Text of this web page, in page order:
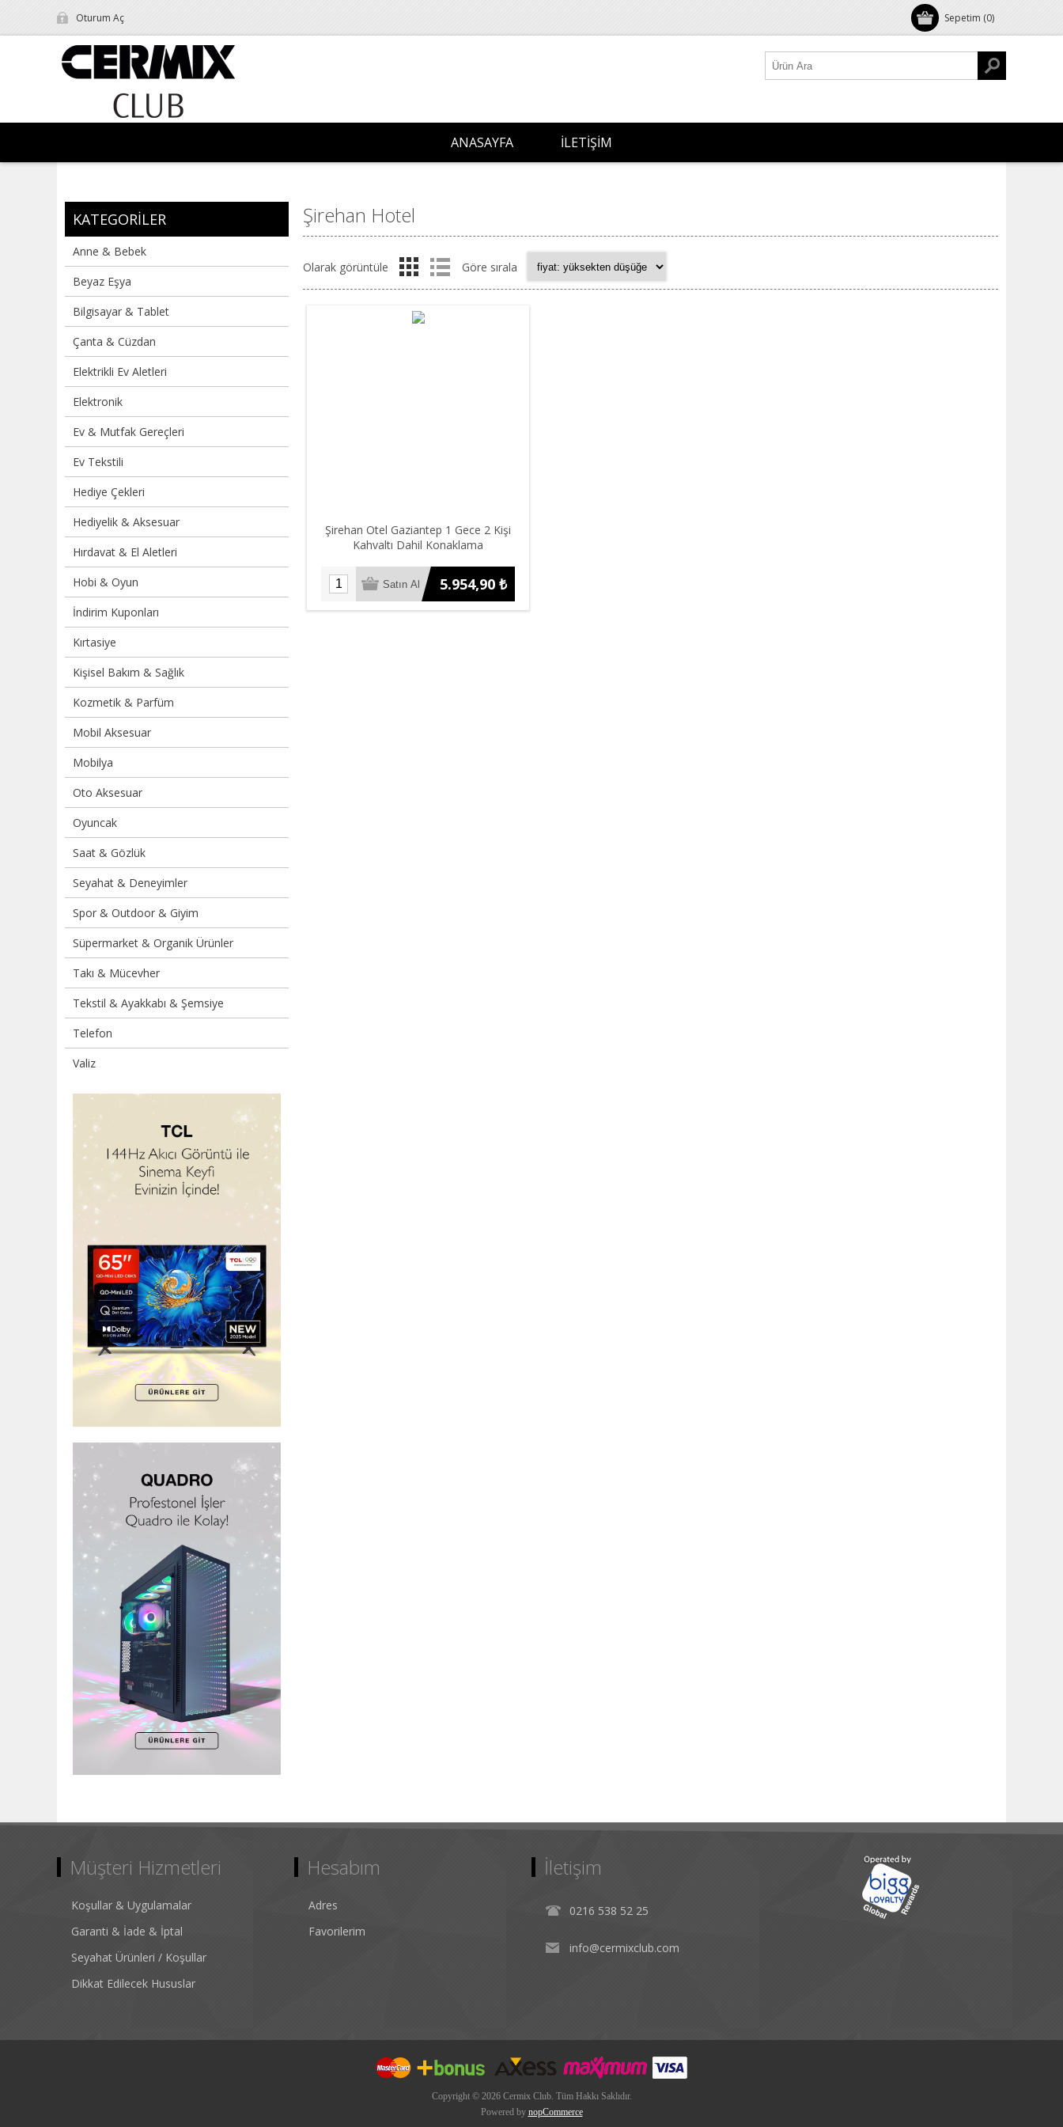
Sepetim (0)
Oturum Aç
ANASAYFA İLETIŞIM
KATEGORILER
Anne & Bebek
Beyaz Eşya
Bilgisayar & Tablet
Çanta & Cüzdan
Elektrikli Ev Aletleri
Elektronik
Ev & Mutfak Gereçleri
Ev Tekstili
Hediye Çekleri
Hediyelik & Aksesuar
Hırdavat & El Aletleri
Hobi & Oyun
İndirim Kuponları
Kırtasiye
Kişisel Bakım & Sağlık
Kozmetik & Parfüm
Mobil Aksesuar
Mobilya
Oto Aksesuar
Oyuncak
Saat & Gözlük
Seyahat & Deneyimler
Spor & Outdoor & Giyim
Süpermarket & Organik Ürünler
Takı & Mücevher
Tekstil & Ayakkabı & Şemsiye
Telefon
Valiz
Şirehan Hotel
Olarak görüntüle Göre sırala
Şirehan Otel Gaziantep 1 Gece 2 Kişi
Kahvaltı Dahil Konaklama
5.954,90 ₺
Müşteri Hizmetleri
Koşullar & Uygulamalar
Garanti & İade & İptal
Seyahat Ürünleri / Koşullar
Dikkat Edilecek Hususlar
Hesabım
Adres
Favorilerim
İletişim
0216 538 52 25
info@cermixclub.com
Copyright © 2026 Cermix Club. Tüm Hakkı Saklıdır.
Powered by nopCommerce